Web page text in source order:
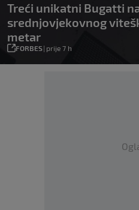
Treći unikatni Bugatti
srednjovjekovnog
metar
FORBES| prije 7 h